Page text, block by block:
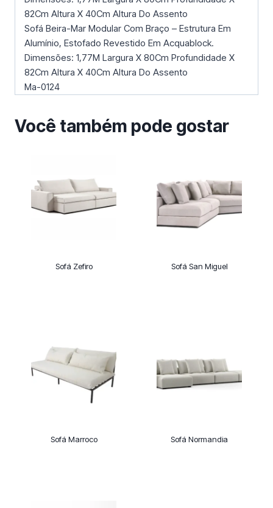
82Cm Altura X 40Cm Altura Do Assento
Sofá Beira-Mar Modular Com Braço – Estrutura Em
Alumínio, Estofado Revestido Em Acquablock.
Dimensões: 1,77M Largura X 80Cm Profundidade X
82Cm Altura X 40Cm Altura Do Assento
Ma-0124
Você também pode gostar
Sofá Zefiro Sofá San Miguel
Sofá Marroco Sofá Normandia